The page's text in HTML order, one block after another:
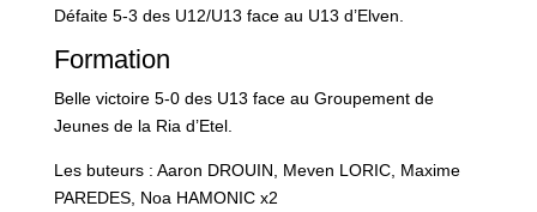
Défaite 5-3 des U12/U13 face au U13 d’Elven.
Formation
Belle victoire 5-0 des U13 face au Groupement de
Jeunes de la Ria d’Etel.
Les buteurs : Aaron DROUIN, Meven LORIC, Maxime
PAREDES, Noa HAMONIC x2